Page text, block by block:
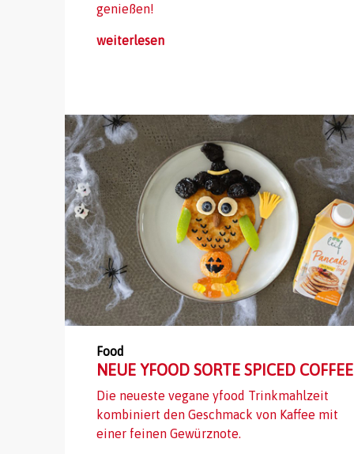
genießen!
weiterlesen
Food
NEUE YFOOD SORTE SPICED COFFEE
Die neueste vegane yfood Trinkmahlzeit
kombiniert den Geschmack von Kaffee mit
einer feinen Gewürznote.